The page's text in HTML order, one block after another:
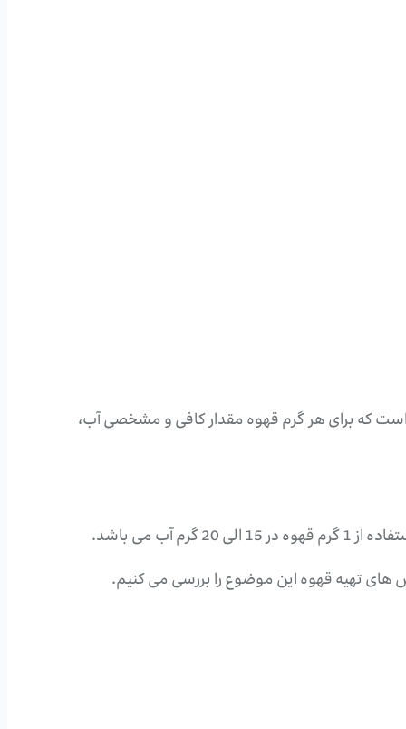
که برای هر گرم قهوه مقدار کافی و مشخصی آب،
های تهیه قهوه این موضوع را بررسی می کنیم.